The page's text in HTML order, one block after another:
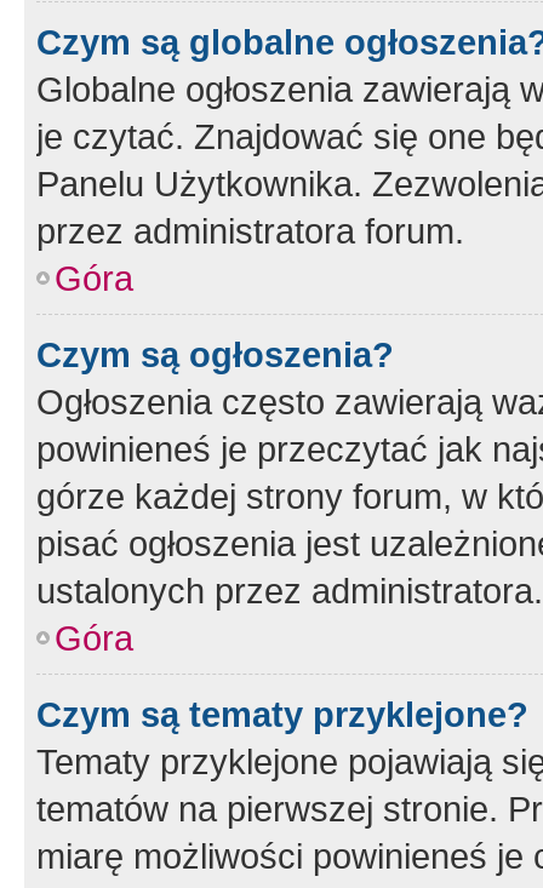
Czym są globalne
Globalne ogłoszenia zawierają
je czytać. Znajdować się one
Panelu Użytkownika.
przez administratora forum.
Góra
Czym są ogłoszenia?
Ogłoszenia często zawierają
powinieneś je przeczytać jak
górze każdej strony forum, w
pisać ogłoszenia jest
ustalonych przez administratora.
Góra
Czym są tematy przyklejone?
Tematy przyklejone pojawiają
tematów na pierwszej stronie.
miarę możliwości powinieneś je